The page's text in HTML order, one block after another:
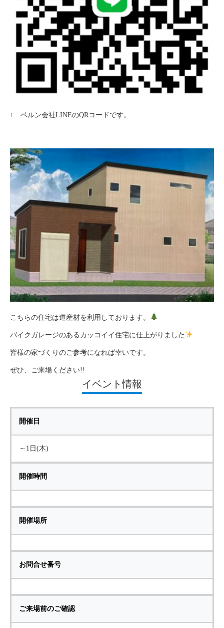
↑ ベルン会社LINEのQRコードです。
こちらの住宅は道産材を利用しております。
バイクガレージのあるカッコイイ住宅に仕上がりました
皆様の家づくりのご参考になれば幸いです。
ぜひ、ご来場ください!!
イベント情報
開催日
～1日(木)
開催時間
開催場所
お問合せ番号
ご来場前のご確認